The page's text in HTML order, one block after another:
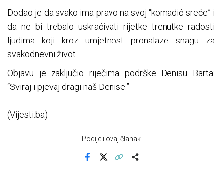
Dodao je da svako ima pravo na svoj “komadić sreće” i
da ne bi trebalo uskraćivati rijetke trenutke radosti
ljudima koji kroz umjetnost pronalaze snagu za
svakodnevni život.
Objavu je zaključio riječima podrške Denisu Barta:
“Sviraj i pjevaj dragi naš Denise.”
(Vijesti.ba)
Podijeli ovaj članak